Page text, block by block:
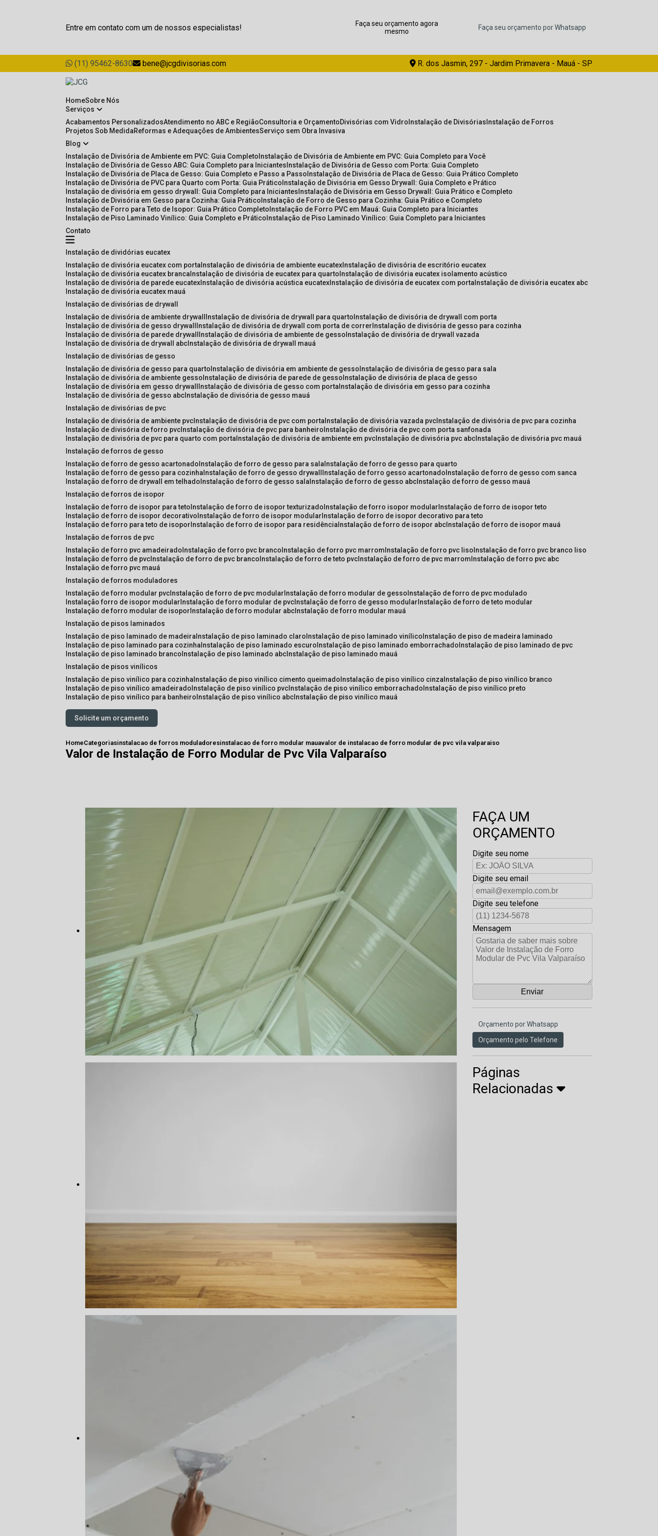
Entre em contato com um de nossos especialistas!
Faça seu orçamento agora
mesmo
Faça seu orçamento por Whatsapp
(11) 95462-8630 bene@jcgdivisorias.com R. dos Jasmin, 297 - Jardim Primavera - Mauá - SP
Home Sobre Nós
Serviços
Acabamentos Personalizados Atendimento no ABC e Região Consultoria e Orçamento Divisórias com Vidro Instalação de Divisórias Instalação de Forros
Projetos Sob Medida
Reformas e Adequações de Ambientes Serviço sem Obra Invasiva
Blog
Instalação de Divisória de Ambiente em PVC: Guia Completo Instalação de Divisória de Ambiente em PVC: Guia Completo para Você
Instalação de Divisória de Gesso ABC: Guia Completo para Iniciantes Instalação de Divisória de Gesso com Porta: Guia Completo
Instalação de Divisória de Placa de Gesso: Guia Completo e Passo a Passo Instalação de Divisória de Placa de Gesso: Guia Prático Completo
Instalação de Divisória de PVC para Quarto com Porta: Guia Prático Instalação de Divisória em Gesso Drywall: Guia Completo e Prático
Instalação de divisória em gesso drywall: Guia Completo para Iniciantes Instalação de Divisória em Gesso Drywall: Guia Prático e Completo
Instalação de Divisória em Gesso para Cozinha: Guia Prático Instalação de Forro de Gesso para Cozinha: Guia Prático e Completo
Instalação de Forro para Teto de Isopor: Guia Prático Completo Instalação de Forro PVC em Mauá: Guia Completo para Iniciantes
Instalação de Piso Laminado Vinílico: Guia Completo e Prático Instalação de Piso Laminado Vinílico: Guia Completo para Iniciantes
Contato
instalação de dividórias eucatex
instalação de divisória eucatex com porta instalação de divisória de ambiente eucatex instalação de divisória de escritório eucatex
instalação de divisória eucatex branca instalação de divisória de eucatex para quarto instalação de divisória eucatex isolamento acústico
instalação de divisória de parede eucatex instalação de divisória acústica eucatex instalação de divisória de eucatex com porta instalação de divisória eucatex abc
instalação de divisória eucatex mauá
instalação de divisórias de drywall
instalação de divisória de ambiente drywall
instalação de divisória de drywall para quarto instalação de divisória de drywall com porta
instalação de divisória de gesso drywall
instalação de divisória de drywall com porta de correr instalação de divisória de gesso para cozinha
instalação de divisória de parede drywall
instalação de divisória de ambiente de gesso instalação de divisória de drywall vazada
instalação de divisória de drywall abc instalação de divisória de drywall mauá
instalação de divisórias de gesso
instalação de divisória de gesso para quarto instalação de divisória em ambiente de gesso instalação de divisória de gesso para sala
instalação de divisória de ambiente gesso instalação de divisória de parede de gesso instalação de divisória de placa de gesso
instalação de divisória em gesso drywall
instalação de divisória de gesso com porta instalação de divisória em gesso para cozinha
instalação de divisória de gesso abc instalação de divisória de gesso mauá
instalação de divisórias de pvc
instalação de divisória de ambiente pvc instalação de divisória de pvc com porta instalação de divisória vazada pvc instalação de divisória de pvc para cozinha
instalação de divisória de forro pvc instalação de divisória de pvc para banheiro instalação de divisória de pvc com porta sanfonada
instalação de divisória de pvc para quarto com porta instalação de divisória de ambiente em pvc instalação de divisória pvc abc instalação de divisória pvc mauá
instalação de forros de gesso
instalação de forro de gesso acartonado instalação de forro de gesso para sala instalação de forro de gesso para quarto
instalação de forro de gesso para cozinha instalação de forro de gesso drywall instalação de forro gesso acartonado instalação de forro de gesso com sanca
instalação de forro de drywall em telhado instalação de forro de gesso sala instalação de forro de gesso abc instalação de forro de gesso mauá
instalação de forros de isopor
instalação de forro de isopor para teto instalação de forro de isopor texturizado instalação de forro isopor modular instalação de forro de isopor teto
instalação de forro de isopor decorativo instalação de forro de isopor modular instalação de forro de isopor decorativo para teto
instalação de forro para teto de isopor instalação de forro de isopor para residência instalação de forro de isopor abc instalação de forro de isopor mauá
instalação de forros de pvc
instalação de forro pvc amadeirado instalação de forro pvc branco instalação de forro pvc marrom instalação de forro pvc liso instalação de forro pvc branco liso
instalação de forro de pvc instalação de forro de pvc branco instalação de forro de teto pvc instalação de forro de pvc marrom instalação de forro pvc abc
instalação de forro pvc mauá
instalação de forros moduladores
instalação de forro modular pvc instalação de forro de pvc modular instalação de forro modular de gesso instalação de forro de pvc modulado
instalação forro de isopor modular instalação de forro modular de pvc instalação de forro de gesso modular instalação de forro de teto modular
instalação de forro modular de isopor instalação de forro modular abc instalação de forro modular mauá
instalação de pisos laminados
instalação de piso laminado de madeira instalação de piso laminado claro instalação de piso laminado vinílico instalação de piso de madeira laminado
instalação de piso laminado para cozinha instalação de piso laminado escuro instalação de piso laminado emborrachado instalação de piso laminado de pvc
instalação de piso laminado branco instalação de piso laminado abc instalação de piso laminado mauá
instalação de pisos vinílicos
instalação de piso vinílico para cozinha instalação de piso vinílico cimento queimado instalação de piso vinílico cinza instalação de piso vinílico branco
instalação de piso vinílico amadeirado instalação de piso vinílico pvc instalação de piso vinílico emborrachado instalação de piso vinílico preto
instalação de piso vinílico para banheiro instalação de piso vinílico abc instalação de piso vinílico mauá
Solicite um orçamento
HomeCategoriasinstalacao de forros moduladoresinstalacao de forro modular mauavalor de instalacao de forro modular de pvc vila valparaiso
Valor de Instalação de Forro Modular de Pvc Vila Valparaíso
FAÇA UM
ORÇAMENTO
Digite seu nome
Digite seu email
Digite seu telefone
Mensagem
Orçamento por Whatsapp
Orçamento pelo Telefone
Páginas
Relacionadas